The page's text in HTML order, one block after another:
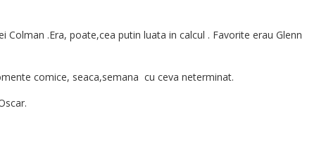
Colman .Era, poate,cea putin luata in calcul . Favorite erau Glenn
comice, seaca,semana cu ceva neterminat.